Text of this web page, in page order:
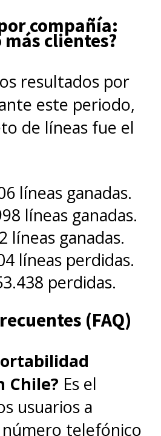
compañía:
más clientes?
resultados por
este periodo,
de líneas fue el
líneas ganadas.
líneas ganadas.
líneas ganadas.
líneas perdidas.
perdidas.
(FAQ)
Chile? Es el
usuarios a
telefónico